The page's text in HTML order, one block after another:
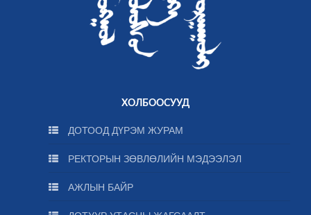
ХОЛБООСУУД
ДОТООД ДҮРЭМ ЖУРАМ
РЕКТОРЫН ЗӨВЛӨЛИЙН МЭДЭЭЛЭЛ
АЖЛЫН БАЙР